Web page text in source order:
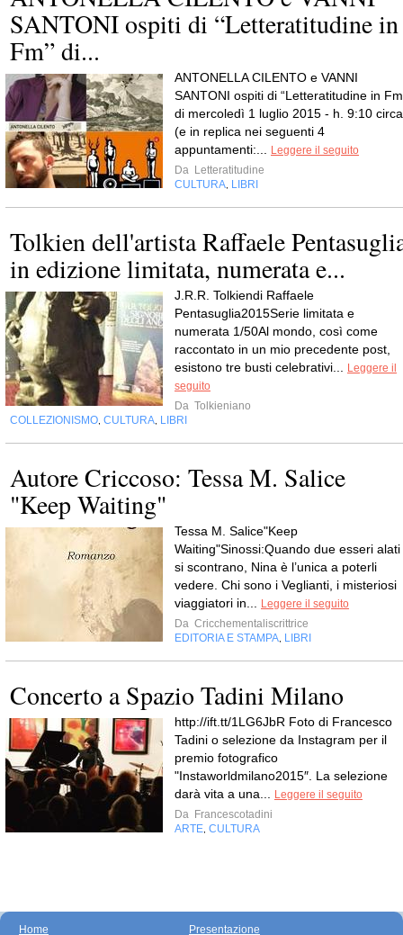
SANTONI ospiti di “Letteratitudine in
Fm” di...
ANTONELLA CILENTO e VANNI
SANTONI ospiti di “Letteratitudine in
di mercoledì 1 luglio 2015 - h. 9:10 circa
(e in replica nei seguenti 4
appuntamenti:...
Leggere il seguito
Da Letteratitudine
CULTURA LIBRI
Tolkien dell'artista Raffaele
in edizione limitata, numerata e...
J.R.R. Tolkiendi Raffaele
Pentasuglia2015Serie limitata e
numerata 1/50Al mondo, così come
raccontato in un mio precedente post,
esistono tre busti celebrativi...
Leggere il
seguito
Da Tolkieniano
COLLEZIONISMO CULTURA LIBRI
Autore Criccoso: Tessa M. Salice
"Keep Waiting"
Tessa M. Salice"Keep
Waiting"Sinossi:Quando due esseri alati
si scontrano, Nina è l’unica a poterli
vedere. Chi sono i Veglianti, i misteriosi
viaggiatori in...
Leggere il seguito
Da Cricchementaliscrittrice
EDITORIA E STAMPA LIBRI
Concerto a Spazio Tadini Milano
http://ift.tt/1LG6JbR Foto di Francesco
Tadini o selezione da Instagram per il
premio fotografico
"Instaworldmilano2015″. La selezione
darà vita a una...
Leggere il seguito
Da Francescotadini
ARTE CULTURA
Home Presentazione